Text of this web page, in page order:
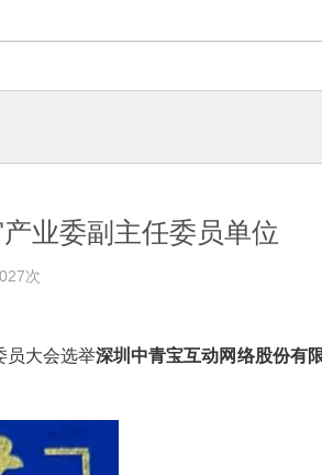
业委副主任委员单位
次
员大会选举深圳中青宝互动网络股份有